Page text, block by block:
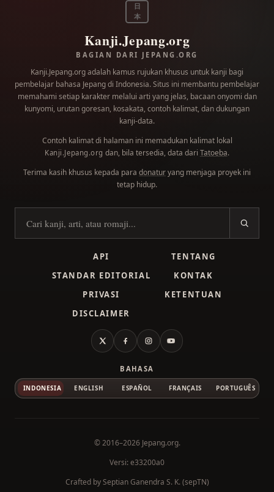
日
本
Kanji.Jepang.org
BAGIAN DARI JEPANG.ORG
Kanji.Jepang.org adalah kamus rujukan khusus untuk kanji bagi
pembelajar bahasa Jepang di Indonesia. Situs ini membantu pembelajar
memahami setiap karakter melalui arti yang jelas, bacaan onyomi dan
kunyomi, urutan goresan, kosakata, contoh kalimat, dan dukungan
kanji-data.
Contoh kalimat di halaman ini memadukan kalimat lokal
Kanji.Jepang.org dan, bila tersedia, data dari Tatoeba.
Terima kasih khusus kepada para donaturyang menjaga proyek ini
tetap hidup.
Cari kanji
API
TENTANG
STANDAR EDITORIAL
KONTAK
PRIVASI
KETENTUAN
DISCLAIMER
X FacebookInstagramYouTube
BAHASA
INDONESIA ENGLISH ESPAÑOL FRANÇAIS PORTUGUÊS
© 2016–2026 Jepang.org.
Versi: e33200a0
Crafted bySeptian Ganendra S. K. (sepTN)